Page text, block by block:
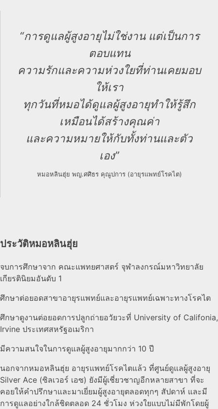
“การดูแลผู้สูงอายุไม่ใช่งาน แต่เป็นการ
ตอบแทน
ความรักและความห่วงใยที่ท่านเคยมอบ
ให้เรา
ทุกวันที่หมอได้ดูแลผู้สูงอายุทำให้รู้สึก
เหมือนได้สร้างคุณค่า
และความหมายให้กับทั้งท่านและตัว
เอง”
หมอหลินฮุ่ย พญ.ศศิธร คุณูปการ (อายุรแพทย์โรคไต)
ประวัติหมอหลินฮุ่ย
จบการศึกษาจาก คณะแพทยศาสตร์ จุฬาลงกรณ์มหาวิทยาลัย
เกียรตินิยมอันดับ 1
ศึกษาต่อยอดสาขาอายุรแพทย์และอายุรแพทย์เฉพาะทางโรคไต
ศึกษาดูงานต่อยอดการปลูกถ่ายอวัยวะที่ University of Califonia,
Irvine ประเทศสหรัฐอเมริกา
มีความสนใจในการดูแลผู้สูงอายุมากกว่า 10 ปี
นอกจากหมอหลินฮุ่ย อายุรแพทย์โรคไตแล้ว ที่ศูนย์ดูแลผู้สูงอายุ
Silver Ace (ซิลเวอร์ เอซ) ยังมีผู้เชี่ยวชาญอีกหลายสาขา ที่จะ
คอยให้คำปรึกษาและมาเยี่ยมผู้สูงอายุตลอดทุกๆ สัปดาห์ และมี
การดูแลอย่างใกล้ชิดตลอด 24 ชั่วโมง ห่วงใยแบบไม่มีพักโดยผู้